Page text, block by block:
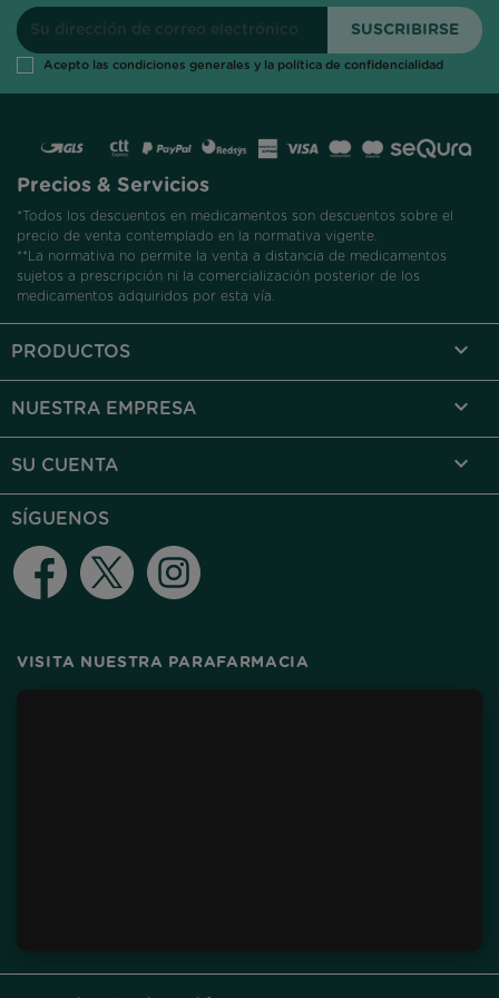
Acepto las condiciones generales y la política de confidencialidad
Precios & Servicios
*Todos los descuentos en medicamentos son descuentos sobre el
precio de venta contemplado en la normativa vigente.
**La normativa no permite la venta a distancia de medicamentos
sujetos a prescripción ni la comercialización posterior de los
medicamentos adquiridos por esta vía.
PRODUCTOS 
NUESTRA EMPRESA 
SU CUENTA 
SÍGUENOS
Facebook Twitter
VISITA NUESTRA PARAFARMACIA